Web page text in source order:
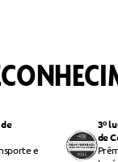
e
3º
de